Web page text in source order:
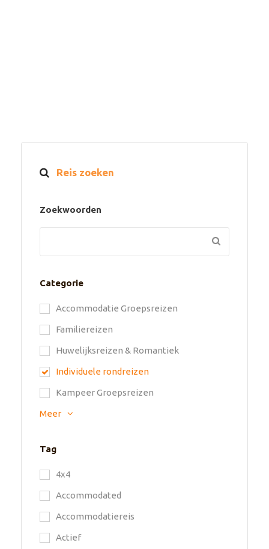
Reis zoeken
Zoekwoorden
Categorie
Accommodatie Groepsreizen
Familiereizen
Huwelijksreizen & Romantiek
Individuele rondreizen
Kampeer Groepsreizen
Meer
Tag
4x4
Accommodated
Accommodatiereis
Actief